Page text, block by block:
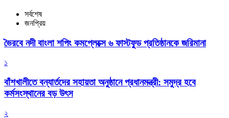
সর্বশেষ
জনপ্রিয়
ভৈরবে নদী বাংলা শপিং কমপ্লেক্সে ৬ ফাস্টফুড প্রতিষ্ঠানকে জরিমানা
১
বাঁশখালীতে বন্যার্তদের সহায়তা অনুষ্ঠানে প্রধানমন্ত্রী: সমুদ্র হবে
কর্মসংস্থানের বড় উৎস
২